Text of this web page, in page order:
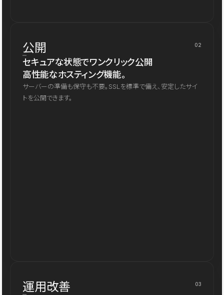
公開 02
セキュアな状態でワンクリック公開
高性能なホスティング機能。
サーバーの準備も保守も不要。SSLを標準で備え、安定したサイ
トを公開できます。
運用改善 03